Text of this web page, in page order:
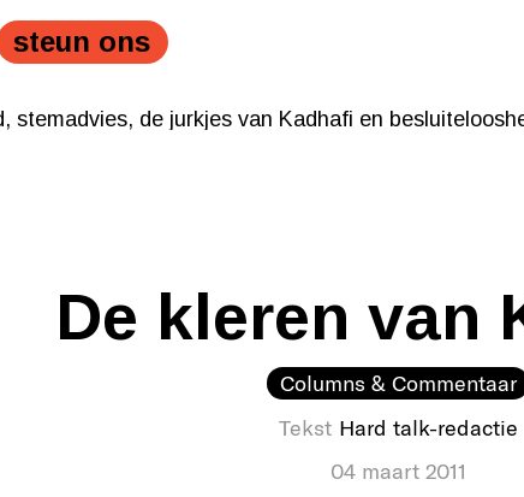
stemadvies, de jurkjes van Kadhafi en
stemadvies, de jurkjes van Kadhafi en
steun ons
De kleren van
Columns & Commentaar
Tekst Hard talk-redactie
04 maart 2011